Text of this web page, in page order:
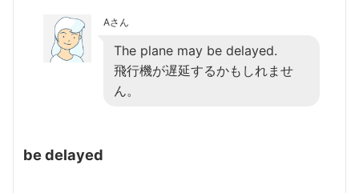
Aさん
The plane may be delayed.
飛行機が遅延するかもしれませ
ん。
be delayed